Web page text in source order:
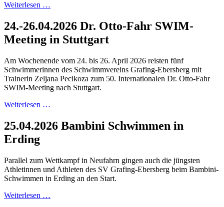
Weiterlesen …
24.-26.04.2026 Dr. Otto-Fahr SWIM-
Meeting in Stuttgart
Am Wochenende vom 24. bis 26. April 2026 reisten fünf
Schwimmerinnen des Schwimmvereins Grafing-Ebersberg mit
Trainerin Zeljana Pecikoza zum 50. Internationalen Dr. Otto-Fahr
SWIM-Meeting nach Stuttgart.
Weiterlesen …
25.04.2026 Bambini Schwimmen in
Erding
Parallel zum Wettkampf in Neufahrn gingen auch die jüngsten
Athletinnen und Athleten des SV Grafing-Ebersberg beim Bambini-
Schwimmen in Erding an den Start.
Weiterlesen …